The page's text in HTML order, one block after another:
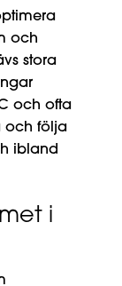
och
stora
och ofta
och följa
ibland
i